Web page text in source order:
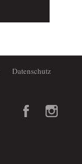
Datenschutz